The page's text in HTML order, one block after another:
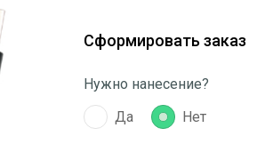
Сформировать заказ
Нужно нанесение?
Да
Нет